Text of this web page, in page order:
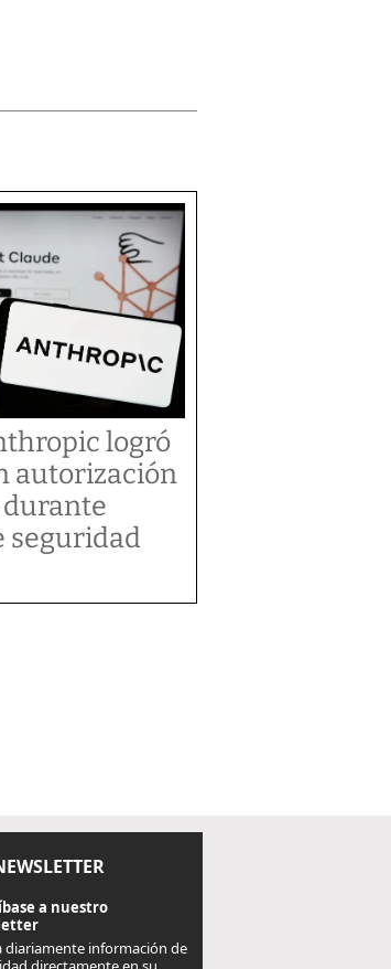
logró
autorización
durante
seguridad
a nuestro
diariamente información de